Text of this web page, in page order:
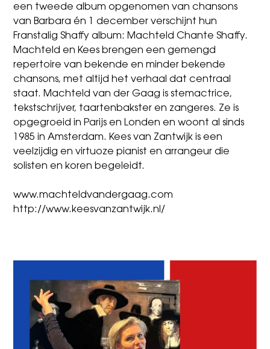
een tweede album opgenomen van chansons
van Barbara én 1 december verschijnt hun
Franstalig Shaffy album: Machteld Chante Shaffy.
Machteld en Kees brengen een gemengd
repertoire van bekende en minder bekende
chansons, met altijd het verhaal dat centraal
staat. Machteld van der Gaag is stemactrice,
tekstschrijver, taartenbakster en zangeres. Ze is
opgegroeid in Parijs en Londen en woont al sinds
1985 in Amsterdam. Kees van Zantwijk is een
veelzijdig en virtuoze pianist en arrangeur die
solisten en koren begeleidt.
www.machteldvandergaag.com
http://www.keesvanzantwijk.nl/